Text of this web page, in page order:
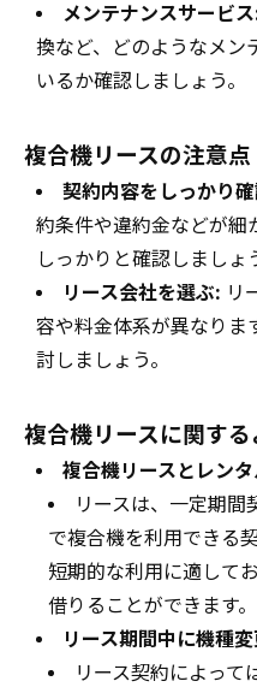
メンテナンスサービ
換など、どのようなメン
いるか確認しましょう。
複合機リースの注意点
契約内容をしっかり
約条件や違約金などが細
しっかりと確認しましょ
リース会社を選ぶ: リ
容や料金体系が異なりま
討しましょう。
複合機リースに関する
複合機リースとレン
リースは、一定期間
で複合機を利用できる
短期的な利用に適して
借りることができます。
リース期間中に機種
リース契約によって